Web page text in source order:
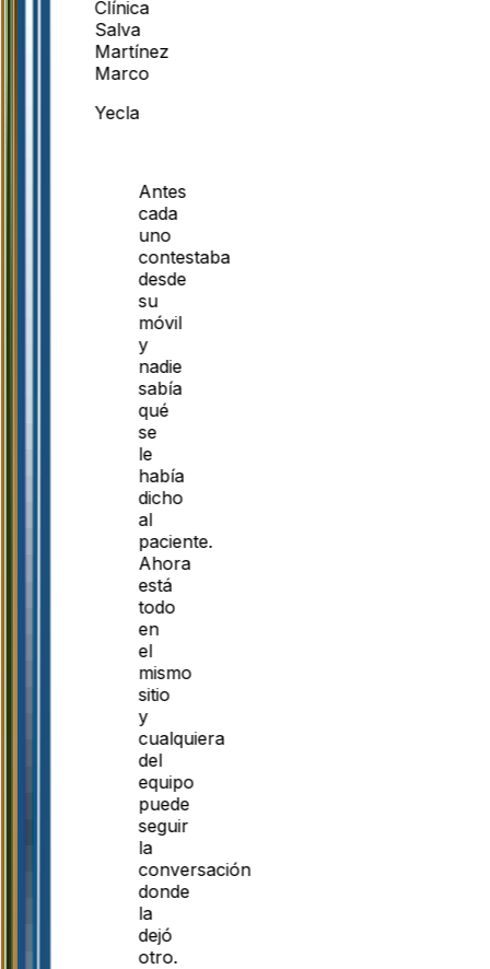
Clínica
Salva
Martínez
Marco
Yecla
Antes
cada
uno
contestaba
desde
su
móvil
y
nadie
sabía
qué
se
le
había
dicho
al
paciente.
Ahora
está
todo
en
el
mismo
sitio
y
cualquiera
del
equipo
puede
seguir
la
conversación
donde
la
dejó
otro.